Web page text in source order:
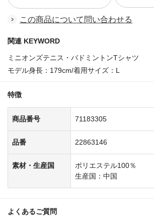
この商品について問い合わせる
関連 KEYWORD
ミニオンズテニス・バドミントンTシャツ
モデル身長：179cm/着用サイズ：L
特徴
商品番号 71183305
品番 22863146
素材・生産国
ポリエステル100％
生産国：中国
よくあるご質問